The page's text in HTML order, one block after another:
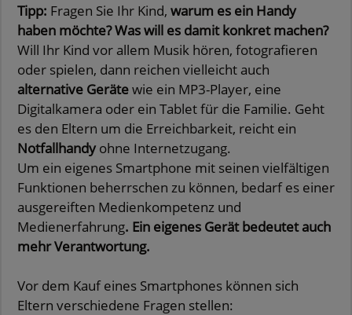
Tipp: Fragen Sie Ihr Kind, warum es ein Handy
haben möchte? Was will es damit konkret machen?
Will Ihr Kind vor allem Musik hören, fotografieren
oder spielen, dann reichen vielleicht auch
alternative Gerätewie ein MP3-Player, eine
Digitalkamera oder ein Tablet für die Familie. Geht
es den Eltern um die Erreichbarkeit, reicht ein
Notfallhandyohne Internetzugang.
Um ein eigenes Smartphone mit seinen vielfältigen
Funktionen beherrschen zu können, bedarf es einer
ausgereiften Medienkompetenz und
Medienerfahrung. Ein eigenes Gerät bedeutet auch
mehr Verantwortung.
Vor dem Kauf eines Smartphones können sich
Eltern verschiedene Fragen stellen: